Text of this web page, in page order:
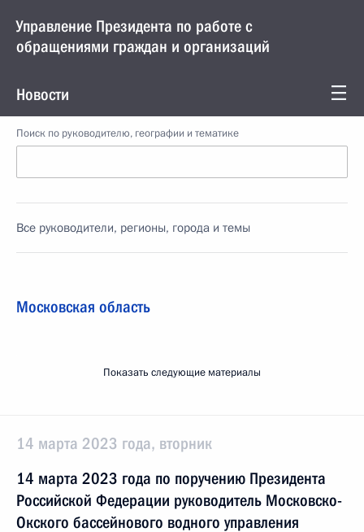
Управление Президента по работе с
обращениями граждан и организаций
Новости
Поиск по руководителю, географии и тематике
Все руководители, регионы, города и темы
Московская область
Показать следующие материалы
14 марта 2023 года, вторник
14 марта 2023 года по поручению Президента
Российской Федерации руководитель Московско-
Окского бассейнового водного управления